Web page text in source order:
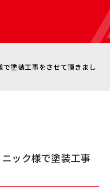
塗装工事をさせて頂きまし
ック様で塗装工事